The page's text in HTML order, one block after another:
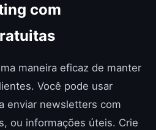
com
maneira eficaz de manter
Você pode usar
enviar newsletters com
ou informações úteis. Crie